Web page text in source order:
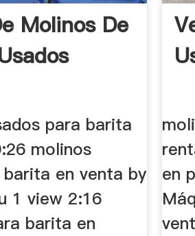
Molinos De
para barita
molinos
barita en venta by
1 view 2:16
barita en
en